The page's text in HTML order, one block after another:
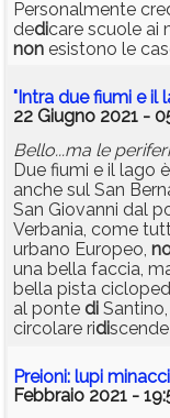
Personalmente
dedicare scuole ai
non esistono le
"Intra due fiumi e il
22 Giugno 2021 -
Bello...ma le
Due fiumi e il lago
anche sul San
San Giovanni dal
Verbania, come
urbano Europeo,
una bella faccia,
bella pista
al ponte di
circolare ridi
Preioni: lupi
Febbraio 2021 -